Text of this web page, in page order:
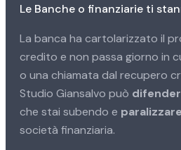
Le Banche o finanziarie ti
La banca ha cartolarizzato il
credito e non passa giorno in
o una chiamata dal recupero
Studio Giansalvo può
che stai subendo e
società finanziaria.